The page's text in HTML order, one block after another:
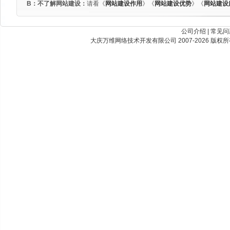
B：不了解网站建设： 请看《 网站建设作用 》《 网站建设优势》《 网站建
公司介绍
常见
大庆万维网络技术开发有限公司 2007-2026 版权